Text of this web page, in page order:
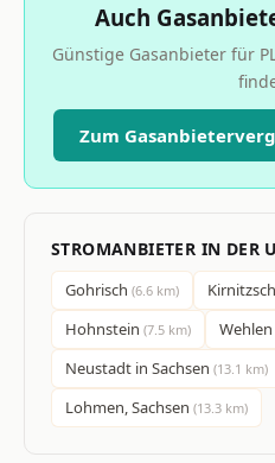
Auch
Günstige Gasanbieter für
Zum
STROMANBIETER IN DER
Gohrisch (6.6 km)
Hohnstein (7.5 km) Wehlen
Neustadt in Sachsen (13.1 km)
Lohmen, Sachsen (13.3 km)